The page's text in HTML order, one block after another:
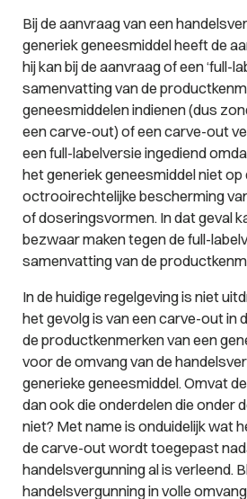
Bij de aanvraag van een
generiek geneesmiddel heeft de
hij kan bij de aanvraag of een ‘full-
samenvatting van de
geneesmiddelen indienen (dus
een carve-out) of een carve-out
een full-labelversie ingediend
het generiek geneesmiddel niet op
octrooirechtelijke bescherming
of doseringsvormen. In dat geval
bezwaar maken tegen de full-
samenvatting van de
In de huidige regelgeving is niet
het gevolg is van een carve-out in
de productkenmerken van een
voor de omvang van de
generieke geneesmiddel. Omvat
dan ook die onderdelen die onder
niet? Met name is onduidelijk wat
de carve-out wordt toegepast
handelsvergunning al is verleend.
handelsvergunning in volle